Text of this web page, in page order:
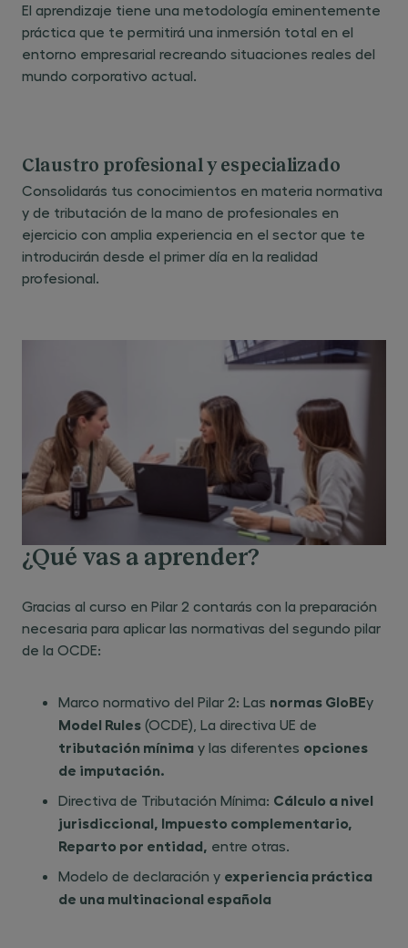
El aprendizaje tiene una metodología eminentemente
práctica que te permitirá una inmersión total en el
entorno empresarial recreando situaciones reales del
mundo corporativo actual.
Claustro profesional y especializado
Consolidarás tus conocimientos en materia normativa
y de tributación de la mano de profesionales en
ejercicio con amplia experiencia en el sector que te
introducirán desde el primer día en la realidad
profesional.
¿Qué vas a aprender?
Gracias al curso en Pilar 2 contarás con la preparación
necesaria para aplicar las normativas del segundo pilar
de la OCDE:
Marco normativo del Pilar 2: Las normas GloBEy
Model Rules (OCDE), La directiva UE de
tributación mínima y las diferentes opciones
de imputación.
Directiva de Tributación Mínima: Cálculo a nivel
jurisdiccional, Impuesto complementario,
Reparto por entidad, entre otras.
Modelo de declaración y experiencia práctica
de una multinacional española